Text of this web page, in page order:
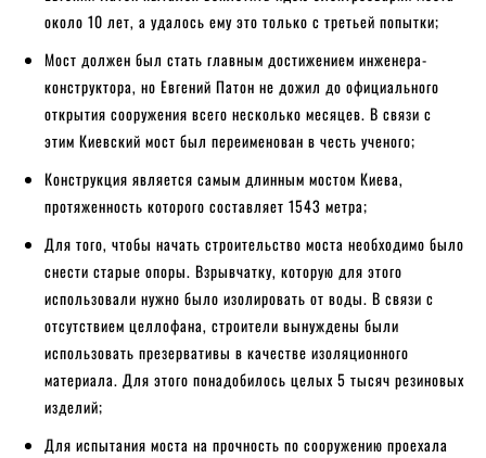
около 10 лет, а удалось ему это только с третьей попытки;
Мост должен был стать главным достижением инженера-
конструктора, но Евгений Патон не дожил до официального
открытия сооружения всего несколько месяцев. В связи с
этим Киевский мост был переименован в честь ученого;
Конструкция является самым длинным мостом Киева,
протяженность которого составляет 1543 метра;
Для того, чтобы начать строительство моста необходимо было
снести старые опоры. Взрывчатку, которую для этого
использовали нужно было изолировать от воды. В связи с
отсутствием целлофана, строители вынуждены были
использовать презервативы в качестве изоляционного
материала. Для этого понадобилось целых 5 тысяч резиновых
изделий;
Для испытания моста на прочность по сооружению проехала